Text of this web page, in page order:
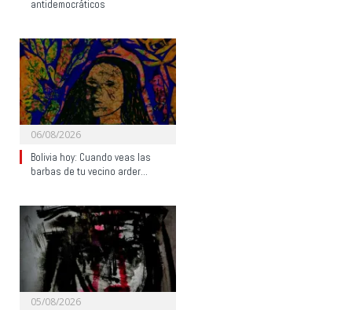
antidemocráticos
06/08/2026
Bolivia hoy: Cuando veas las
barbas de tu vecino arder…
05/08/2026